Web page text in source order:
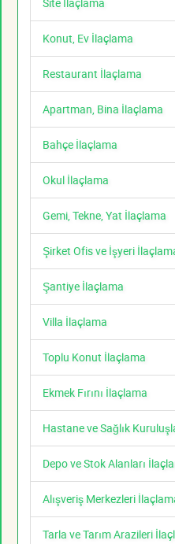
Konut, Ev İlaçlama
Restaurant İlaçlama
Apartman, Bina İlaçlama
Bahçe İlaçlama
Okul İlaçlama
Gemi, Tekne, Yat İlaçlama
Şirket Ofis ve İşyeri
Şantiye İlaçlama
Villa İlaçlama
Toplu Konut İlaçlama
Ekmek Fırını İlaçlama
Hastane ve Sağlık
Depo ve Stok Alanları
Alışveriş Merkezleri
Tarla ve Tarım Arazileri